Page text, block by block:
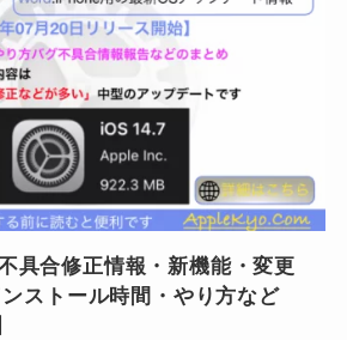
具合修正情報・新機能・変更
ストール時間・やり方など